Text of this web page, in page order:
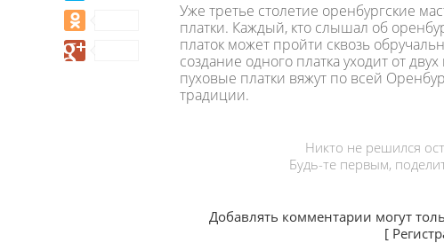
Уже третье столетие оренбургские
платки. Каждый, кто слышал об
платок может пройти сквозь
создание одного платка уходит от
пуховые платки вяжут по всей
традиции.
Никто не решился
Будь-те первым,
Добавлять комментарии могут
[